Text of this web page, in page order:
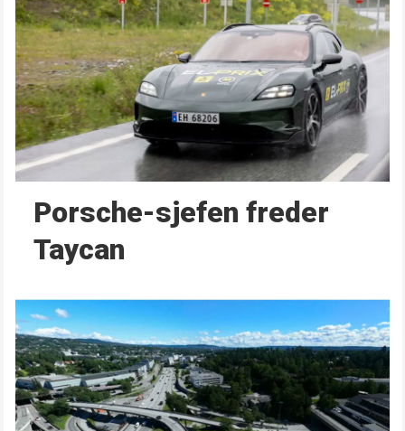
Porsche-sjefen freder
Taycan